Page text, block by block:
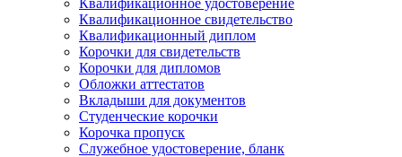
Квалификационное удостоверение
Квалификационное свидетельство
Квалификационный диплом
Корочки для свидетельств
Корочки для дипломов
Обложки аттестатов
Вкладыши для документов
Студенческие корочки
Корочка пропуск
Служебное удостоверение, бланк